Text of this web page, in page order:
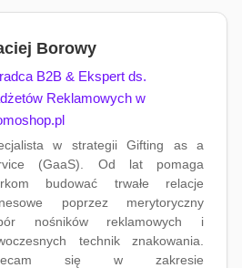
Borowy
B2B & Ekspert ds.
Reklamowych w
w strategii Gifting as a
(GaaS). Od lat pomaga
budować trwałe relacje
poprzez merytoryczny
nośników reklamowych i
technik znakowania.
się w zakresie